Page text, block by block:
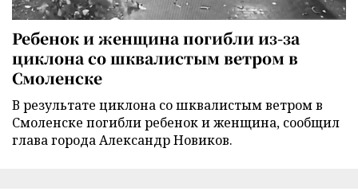
Ребенок и женщина погибли из-за
циклона со шквалистым ветром в
Смоленске
В результате циклона со шквалистым ветром в
Смоленске погибли ребенок и женщина, сообщил
глава города Александр Новиков.